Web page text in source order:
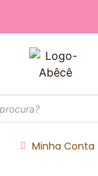
Minha Conta